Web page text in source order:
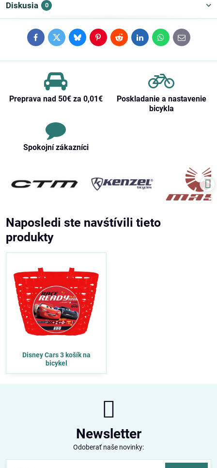
Diskusia 0
FacebookTwitterBlueskyPinterestRedditLinkedInWhatsApp
E-
mail
Preprava nad 50€ za 0,01€
Poskladanie a nastavenie
bicykla
Spokojní zákazníci
Naposledi ste navśtívili tieto
produkty
Disney Cars 3 košík na
bicykel
Newsletter
Odoberať naše novinky: